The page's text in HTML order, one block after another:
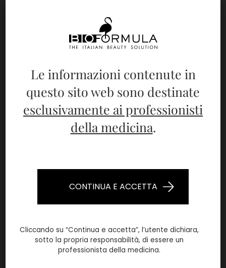
Bioformula @ AGORÀ 2025
Le informazioni contenute in
questo sito web sono destinate
esclusivamente ai professionisti
della medicina.
CONTINUA E ACCETTA
Cliccando su “Continua e accetta”, l’utente dichiara,
sotto la propria responsabilità, di essere un
professionista della medicina.